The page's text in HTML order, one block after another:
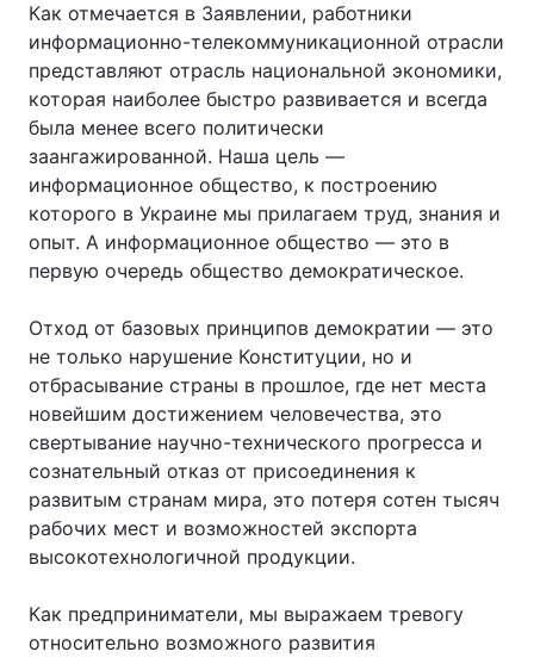
Відео з Youtube Статті
Інтерв'ю Думки
Архів Вакансії
Послуги
Тема оформлення
Как отмечается в Заявлении, работники
информационно-телекоммуникационной отрасли
представляют отрасль национальной экономики,
которая наиболее быстро развивается и всегда
была менее всего политически
заангажированной. Наша цель —
информационное общество, к построению
которого в Украине мы прилагаем труд, знания и
опыт. А информационное общество — это в
первую очередь общество демократическое.
Отход от базовых принципов демократии — это
не только нарушение Конституции, но и
отбрасывание страны в прошлое, где нет места
новейшим достижением человечества, это
свертывание научно-технического прогресса и
сознательный отказ от присоединения к
развитым странам мира, это потеря сотен тысяч
рабочих мест и возможностей экспорта
высокотехнологичной продукции.
Как предприниматели, мы выражаем тревогу
относительно возможного развития